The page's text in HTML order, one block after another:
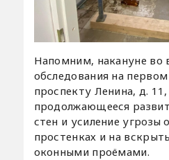
Напомним, накануне во
обследования на
проспекту Ленина, д.
продолжающееся
стен и усиление угрозы
простенках и на
оконными проёмами.